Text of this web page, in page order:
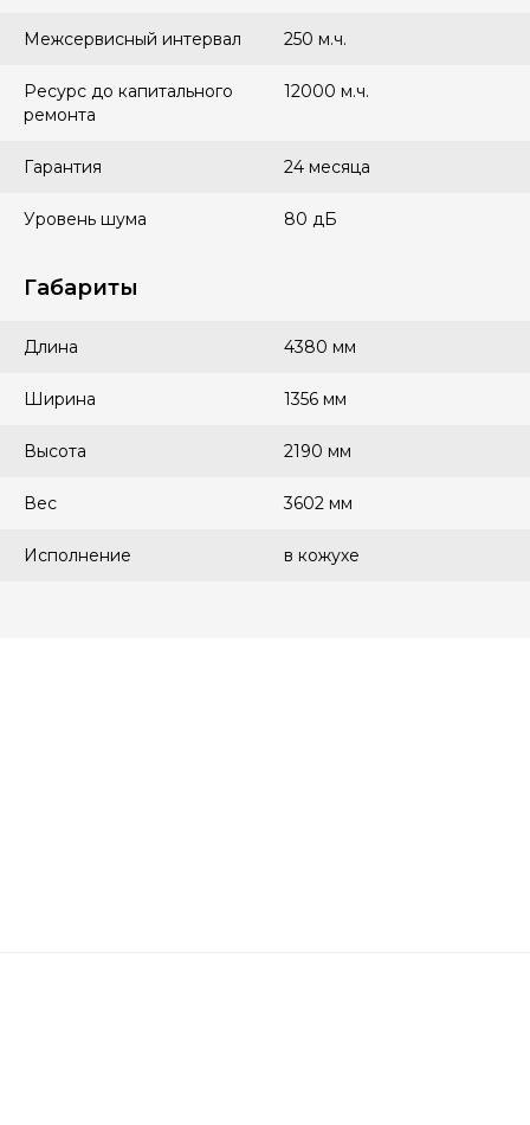
Межсервисный интервал 250 м.ч.
Ресурс до капитального
ремонта
12000 м.ч.
Гарантия 24 месяца
Уровень шума 80 дБ
Габариты
Длина 4380 мм
Ширина 1356 мм
Высота 2190 мм
Вес 3602 мм
Исполнение в кожухе